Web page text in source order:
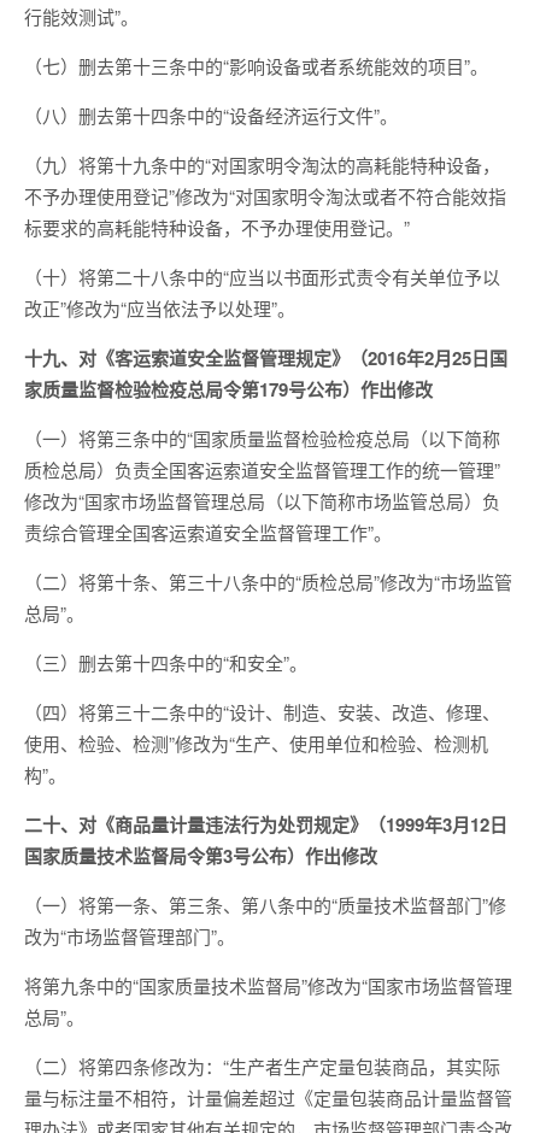
行能效测试”。
（七）删去第十三条中的“影响设备或者系统能效的项目”。
（八）删去第十四条中的“设备经济运行文件”。
（九）将第十九条中的“对国家明令淘汰的高耗能特种设备，
不予办理使用登记”修改为“对国家明令淘汰或者不符合能效指
标要求的高耗能特种设备，不予办理使用登记。”
（十）将第二十八条中的“应当以书面形式责令有关单位予以
改正”修改为“应当依法予以处理”。
十九、对《客运索道安全监督管理规定》（2016年2月25日国
家质量监督检验检疫总局令第179号公布）作出修改
（一）将第三条中的“国家质量监督检验检疫总局（以下简称
质检总局）负责全国客运索道安全监督管理工作的统一管理”
修改为“国家市场监督管理总局（以下简称市场监管总局）负
责综合管理全国客运索道安全监督管理工作”。
（二）将第十条、第三十八条中的“质检总局”修改为“市场监管
总局”。
（三）删去第十四条中的“和安全”。
（四）将第三十二条中的“设计、制造、安装、改造、修理、
使用、检验、检测”修改为“生产、使用单位和检验、检测机
构”。
二十、对《商品量计量违法行为处罚规定》（1999年3月12日
国家质量技术监督局令第3号公布）作出修改
（一）将第一条、第三条、第八条中的“质量技术监督部门”修
改为“市场监督管理部门”。
将第九条中的“国家质量技术监督局”修改为“国家市场监督管理
总局”。
（二）将第四条修改为：“生产者生产定量包装商品，其实际
量与标注量不相符，计量偏差超过《定量包装商品计量监督管